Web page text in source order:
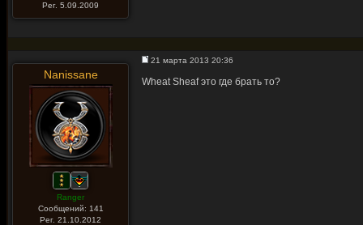
Рег. 5.09.2009
Nanissane
Ranger
Сообщений: 141
Рег. 21.10.2012
21 марта 2013 20:36
Wheat Sheaf это где брать то?